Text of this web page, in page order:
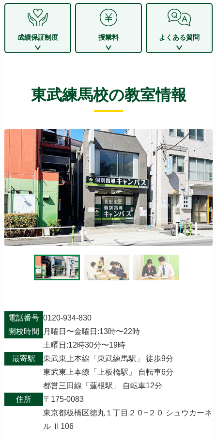
成績保証制度 授業料 よくある質問
東武練馬校の教室情報
電話番号 0120-934-830
開校時間
月曜日〜金曜日:13時〜22時
土曜日:12時30分〜19時
最寄駅
東武東上本線「東武練馬駅」 徒歩9分
東武東上本線「上板橋駅」 自転車6分
都営三田線「蓮根駅」 自転車12分
住所
〒175-0083
東京都板橋区徳丸１丁目２０−２０ シュウカーネ
ル Ⅱ106